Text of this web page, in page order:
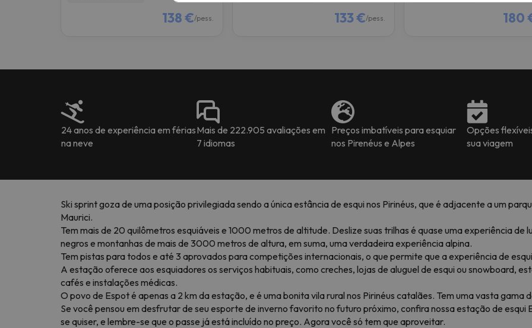
138 €/pess. 133 €/pess. 180
24 anos de experiência em férias
na neve
Mais de 222.905 avaliações em
7 idiomas
Preços imbatíveis para esquiar
nos Pirenéus e Alpes
Opções
sua viagem
Ski sprint goza de uma posição privilegiada sendo a única estância de esqui nos Pirinéus, que é adjacente a um
Maurici.
Tem mais de 20 quilômetros esquiáveis e 1000 metros de altitude. Deslize suas trilhas é quase uma experiência de
negros e montanhas de mais de 3000 metros de altura, em suma, uma verdadeira experiência alpina.
Tem pistas para todos e até 3 aprovados para competições internacionais, o que permite que a experiência de
A estação oferece aos esquiadores os serviços habituais, como creches, lojas de aluguel de esqui ou snowboard,
cafés e instalações médicas.
O povo de Espot é apenas a 2 km da estação, e é uma bonita vila rural nos Pirinéus catalães. Tem uma vasta gama
Se você pensou em desfrutar de seu esporte de inverno favorito no futuro próximo, confira nossa estação de
se quiser, e lembre-se que o passe já está incluído no preço. Agora você só tem que aproveitar.